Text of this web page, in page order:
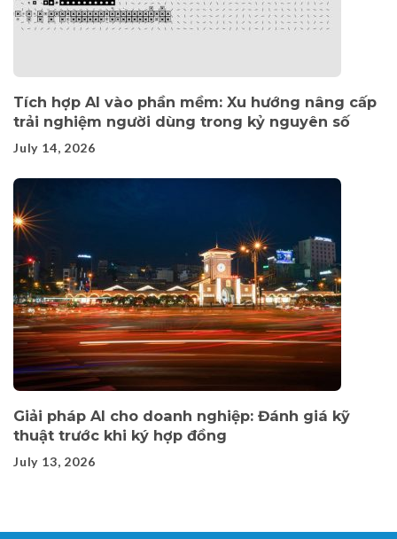
Tích hợp AI vào phần mềm: Xu hướng nâng cấp
trải nghiệm người dùng trong kỷ nguyên số
July 14, 2026
Giải pháp AI cho doanh nghiệp: Đánh giá kỹ
thuật trước khi ký hợp đồng
July 13, 2026